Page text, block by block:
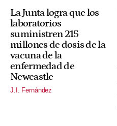
La Junta logra que los
laboratorios
suministren 215
millones de dosis de la
vacuna de la
enfermedad de
Newcastle
J.I. Fernández